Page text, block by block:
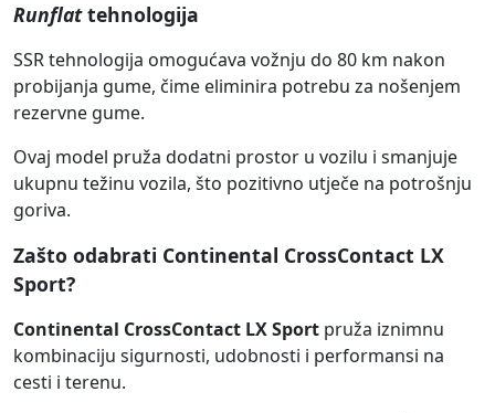
Runflattehnologija
SSR tehnologija omogućava vožnju do 80 km nakon
probijanja gume, čime eliminira potrebu za nošenjem
rezervne gume.
Ovaj model pruža dodatni prostor u vozilu i smanjuje
ukupnu težinu vozila, što pozitivno utječe na potrošnju
goriva.
Zašto odabrati Continental CrossContact LX
Sport?
Continental CrossContact LX Sport pruža iznimnu
kombinaciju sigurnosti, udobnosti i performansi na
cesti i terenu.